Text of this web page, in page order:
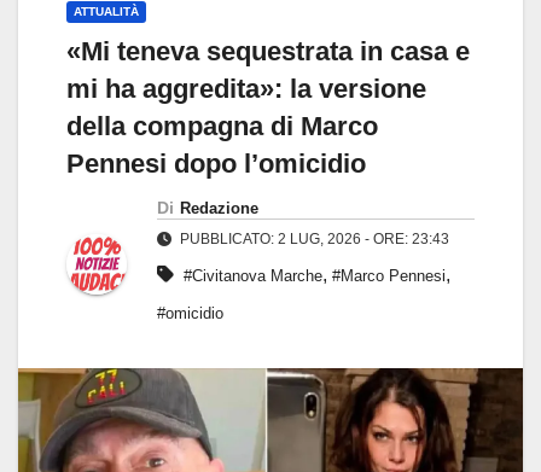
ATTUALITÀ
«Mi teneva sequestrata in casa e
mi ha aggredita»: la versione
della compagna di Marco
Pennesi dopo l’omicidio
Di Redazione
PUBBLICATO: 2 LUG, 2026 - ORE: 23:43
#Civitanova Marche, #Marco Pennesi,
#omicidio